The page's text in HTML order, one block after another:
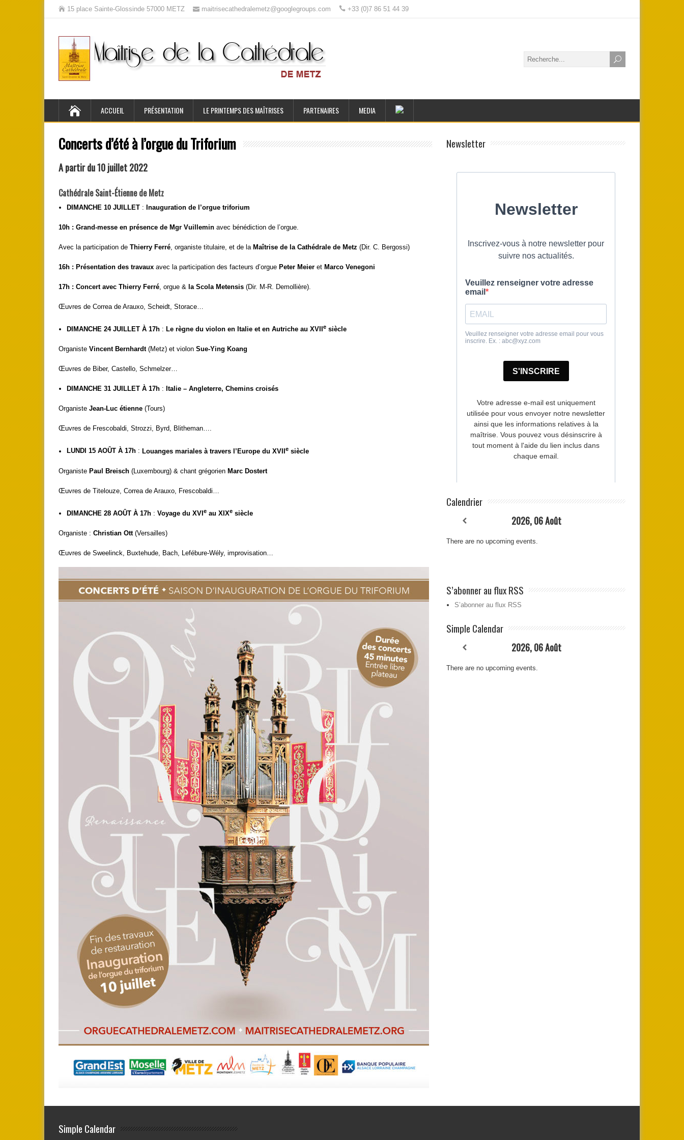
15 place Sainte-Glossinde 57000 METZ maitrisecathedralemetz@googlegroups.com +33 (0)7 86 51 44 39
ACCUEIL PRÉSENTATION LE PRINTEMPS DES MAÎTRISES PARTENAIRES MEDIA
Concerts d’été à l’orgue du Triforium
A partir du 10 juillet 2022
Cathédrale Saint-Étienne de Metz
DIMANCHE 10 JUILLET : Inauguration de l’orgue triforium
10h : Grand-messe en présence de Mgr Vuillemin avec bénédiction de l’orgue.
Avec la participation de Thierry Ferré, organiste titulaire, et de laMaîtrise de la Cathédrale de Metz (Dir. C. Bergossi)
16h : Présentation des travaux avec la participation des facteurs d’orgue Peter Meier et Marco Venegoni
17h : Concert avec Thierry Ferré, orgue & la Scola Metensis (Dir. M-R. Demollière).
Œuvres de Correa de Arauxo, Scheidt, Storace…
DIMANCHE 24 JUILLET À 17h : Le règne du violon en Italie et en Autriche au XVII e siècle
Organiste Vincent Bernhardt (Metz) et violon Sue-Ying Koang
Œuvres de Biber, Castello, Schmelzer…
DIMANCHE 31 JUILLET À 17h : Italie – Angleterre, Chemins croisés
Organiste Jean-Luc étienne (Tours)
Œuvres de Frescobaldi, Strozzi, Byrd, Blitheman….
LUNDI 15 AOÛT À 17h : Louanges mariales à travers l’Europe du XVIIe siècle
Organiste Paul Breisch (Luxembourg) & chant grégorien Marc Dostert
Œuvres de Titelouze, Correa de Arauxo, Frescobaldi…
DIMANCHE 28 AOÛT À 17h : Voyage du XVI e au XIXe siècle
Organiste : Christian Ott (Versailles)
Œuvres de Sweelinck, Buxtehude, Bach, Lefébure-Wély, improvisation…
Newsletter
Calendrier
2026, 06 Août
There are no upcoming events.
S’abonner au flux RSS
S’abonner au flux RSS
Simple Calendar
2026, 06 Août
There are no upcoming events.
Simple Calendar